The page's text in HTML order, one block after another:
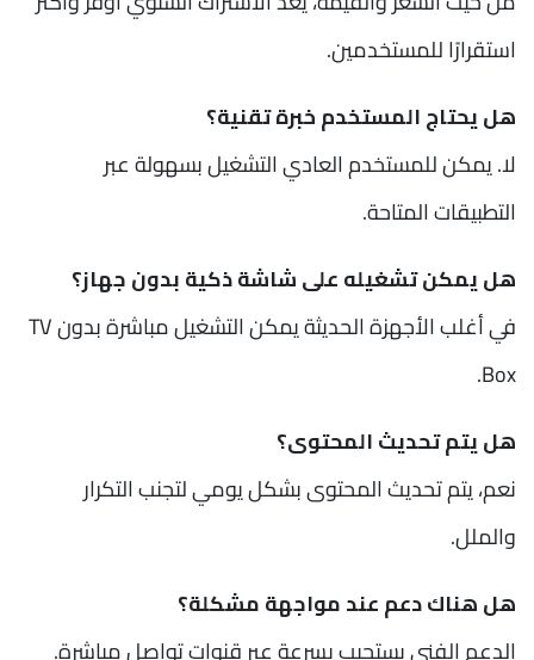
استقرارًا للمستخدمين.
هل يحتاج المستخدم خبرة تقنية؟
لا. يمكن للمستخدم العادي التشغيل بسهولة عبر
التطبيقات المتاحة.
هل يمكن تشغيله على شاشة ذكية بدون جهاز؟
في أغلب الأجهزة الحديثة يمكن التشغيل مباشرة بدون TV
Box.
هل يتم تحديث المحتوى؟
نعم، يتم تحديث المحتوى بشكل يومي لتجنب التكرار
والملل.
هل هناك دعم عند مواجهة مشكلة؟
الدعم الفني يستجيب بسرعة عبر قنوات تواصل مباشرة.